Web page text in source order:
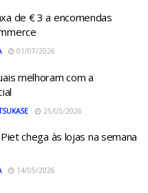
de € 3 a encomendas
01/07/2026
melhoram com a
25/05/2026
chega às lojas na semana
14/05/2026